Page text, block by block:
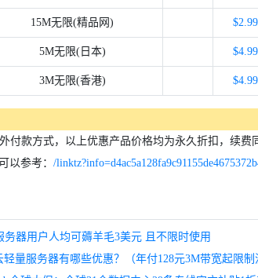
15M无限(精品网)
5M无限(日本)
3M无限(香港)
付款方式，以上优惠产品价格均为永久折扣，续费
以参考： /
务器用户人均可薅羊毛3美元 且不限时使用
轻量服务器有哪些优惠？（年付128元3M带宽起限制